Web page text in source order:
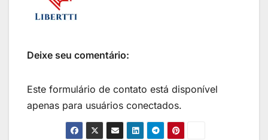
Deixe seu comentário:
Este formulário de contato está disponível
apenas para usuários conectados.